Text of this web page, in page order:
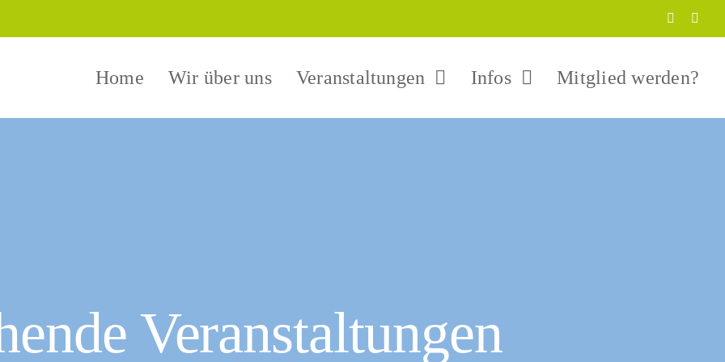
Home Wir über uns Veranstaltungen Infos Mitglied werden?
Veranstaltungen